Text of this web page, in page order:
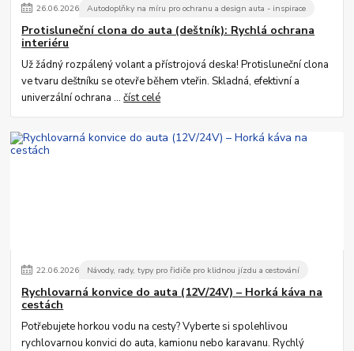
26.06.2026 Autodoplňky na míru pro ochranu a design auta - inspirace
Protisluneční clona do auta (deštník): Rychlá ochrana
interiéru
Už žádný rozpálený volant a přístrojová deska! Protisluneční clona
ve tvaru deštníku se otevře během vteřin. Skladná, efektivní a
univerzální ochrana ...číst celé
22.06.2026 Návody, rady, typy pro řidiče pro klidnou jízdu a cestování
Rychlovarná konvice do auta (12V/24V) – Horká káva na
cestách
Potřebujete horkou vodu na cesty? Vyberte si spolehlivou
rychlovarnou konvici do auta, kamionu nebo karavanu. Rychlý